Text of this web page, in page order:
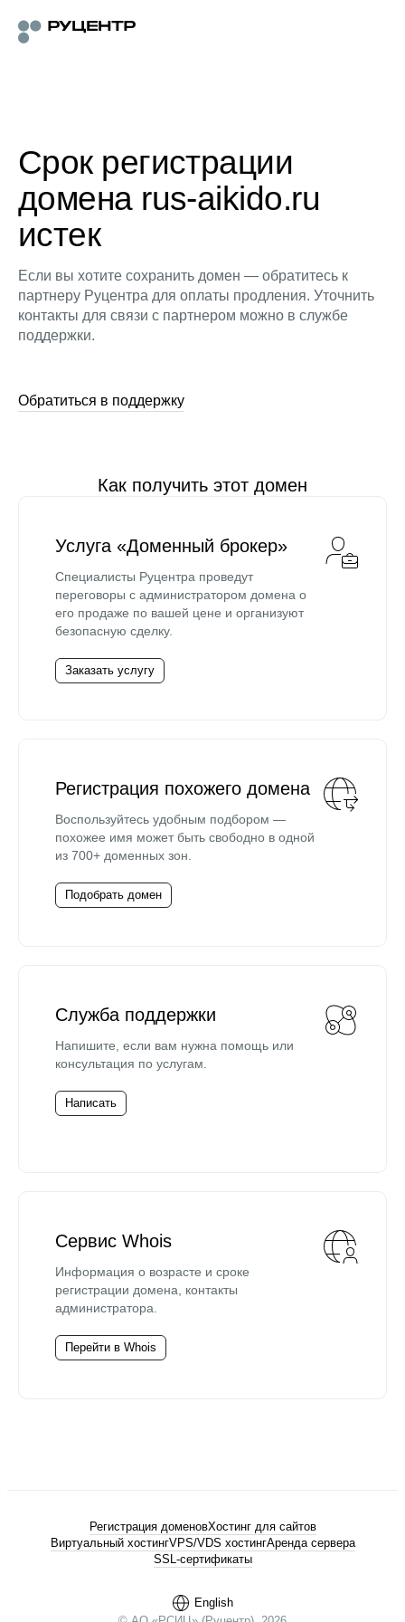
Срок регистрации
домена rus-aikido.ru
истек
Если вы хотите сохранить домен — обратитесь к
партнеру Руцентра для оплаты продления. Уточнить
контакты для связи с партнером можно в службе
поддержки.
Обратиться в поддержку
Как получить этот домен
Услуга «Доменный брокер»
Специалисты Руцентра проведут
переговоры с администратором домена о
его продаже по вашей цене и организуют
безопасную сделку.
Заказать услугу
Регистрация похожего домена
Воспользуйтесь удобным подбором —
похожее имя может быть свободно в одной
из 700+ доменных зон.
Подобрать домен
Служба поддержки
Напишите, если вам нужна помощь или
консультация по услугам.
Написать
Сервис Whois
Информация о возрасте и сроке
регистрации домена, контакты
администратора.
Перейти в Whois
English
Регистрация доменовХостинг для сайтов
Виртуальный хостингVPS/VDS хостингАренда сервера
SSL-сертификаты